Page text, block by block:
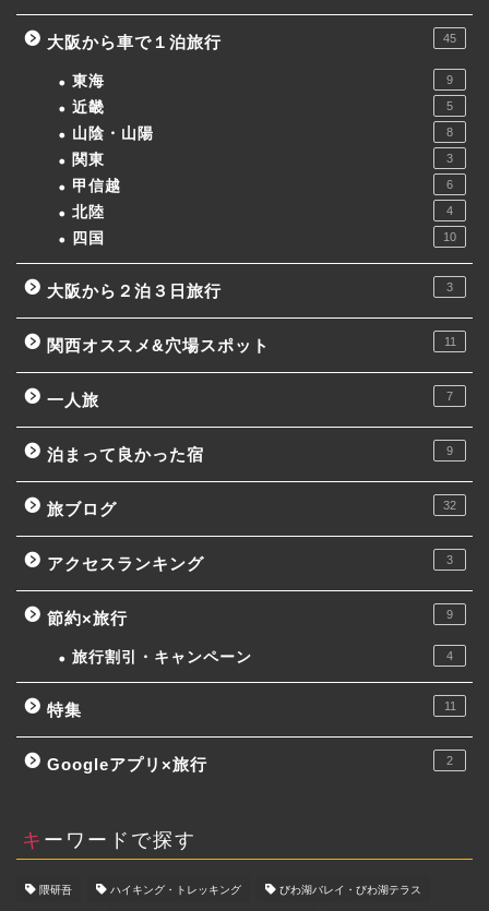
大阪から車で１泊旅行 45
東海 9
近畿 5
山陰・山陽 8
関東 3
甲信越 6
北陸 4
四国 10
大阪から２泊３日旅行 3
関西オススメ&穴場スポット 11
一人旅 7
泊まって良かった宿 9
旅ブログ 32
アクセスランキング 3
節約×旅行 9
旅行割引・キャンペーン 4
特集 11
Googleアプリ×旅行 2
キーワードで探す
隈研吾 ハイキング・トレッキング びわ湖バレイ・びわ湖テラス